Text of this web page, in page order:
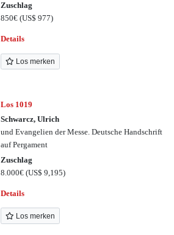
Zuschlag
850€(US$ 977)
Details
Los merken
Los 1019
Schwarcz, Ulrich
und Evangelien der Messe. Deutsche Handschrift
auf Pergament
Zuschlag
8.000€(US$ 9,195)
Details
Los merken